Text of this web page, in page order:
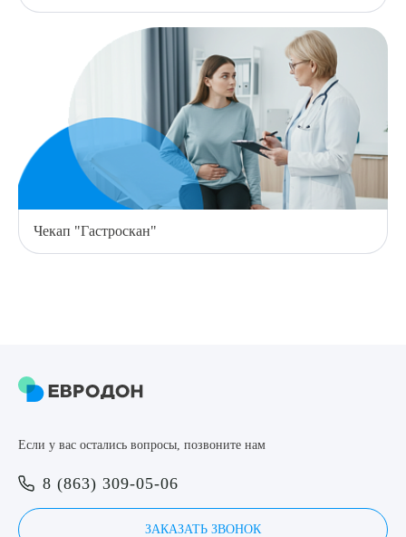
Чекап "Гастроскан"
Если у вас остались вопросы, позвоните нам
8 (863) 309-05-06
ЗАКАЗАТЬ ЗВОНОК